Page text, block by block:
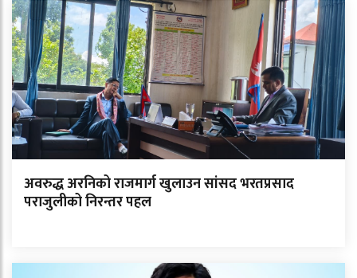
अवरुद्ध अरनिको राजमार्ग खुलाउन सांसद भरतप्रसाद
पराजुलीको निरन्तर पहल